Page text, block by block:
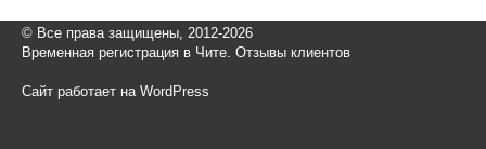
© Все права защищены, 2012-2026
Временная регистрация в Чите. Отзывы клиентов
Сайт работает на WordPress